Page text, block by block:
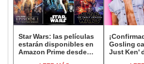
Star Wars: las películas
estarán disponibles en
Amazon Prime desde
Gosling
Just Ken'